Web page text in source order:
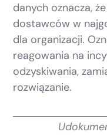
danych oznacza,
dostawców w
dla organizacji.
reagowania na
odzyskiwania,
rozwiązanie.